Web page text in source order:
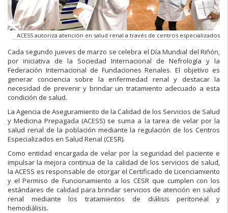
ACESS autoriza atención en salud renal a través de centros especializados
Cada segundo jueves de marzo se celebra el Día Mundial del Riñón,
por iniciativa de la Sociedad Internacional de Nefrología y la
Federación Internacional de Fundaciones Renales. El objetivo es
generar conciencia sobre la enfermedad renal y destacar la
necesidad de prevenir y brindar un tratamiento adecuado a esta
condición de salud.
La Agencia de Aseguramiento de la Calidad de los Servicios de Salud
y Medicina Prepagada (ACESS) se suma a la tarea de velar por la
salud renal de la población mediante la regulación de los Centros
Especializados en Salud Renal (CESR).
Como entidad encargada de velar por la seguridad del paciente e
impulsar la mejora continua de la calidad de los servicios de salud,
la ACESS es responsable de otorgar el Certificado de Licenciamiento
y el Permiso de Funcionamiento a los CESR que cumplen con los
estándares de calidad para brindar servicios de atención en salud
renal mediante los tratamientos de diálisis peritoneal y
hemodiálisis.